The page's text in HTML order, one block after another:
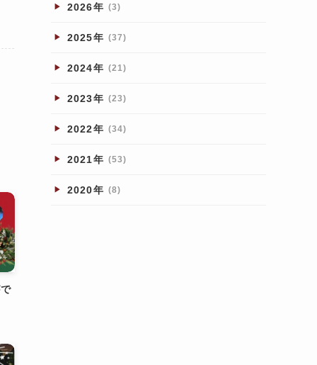
2026年 (3)
2025年 (37)
2024年 (21)
2023年 (23)
2022年 (34)
2021年 (53)
2020年 (8)